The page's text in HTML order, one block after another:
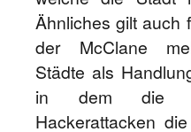
Ähnliches gilt auch
der McClane
Städte als
in dem die
Hackerattacken